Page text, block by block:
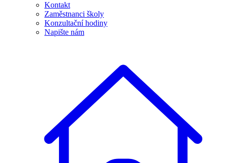
Kontakt
Zaměstnanci školy
Konzultační hodiny
Napište nám